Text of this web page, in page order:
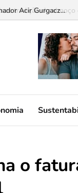
Acir Gurgacz...
o